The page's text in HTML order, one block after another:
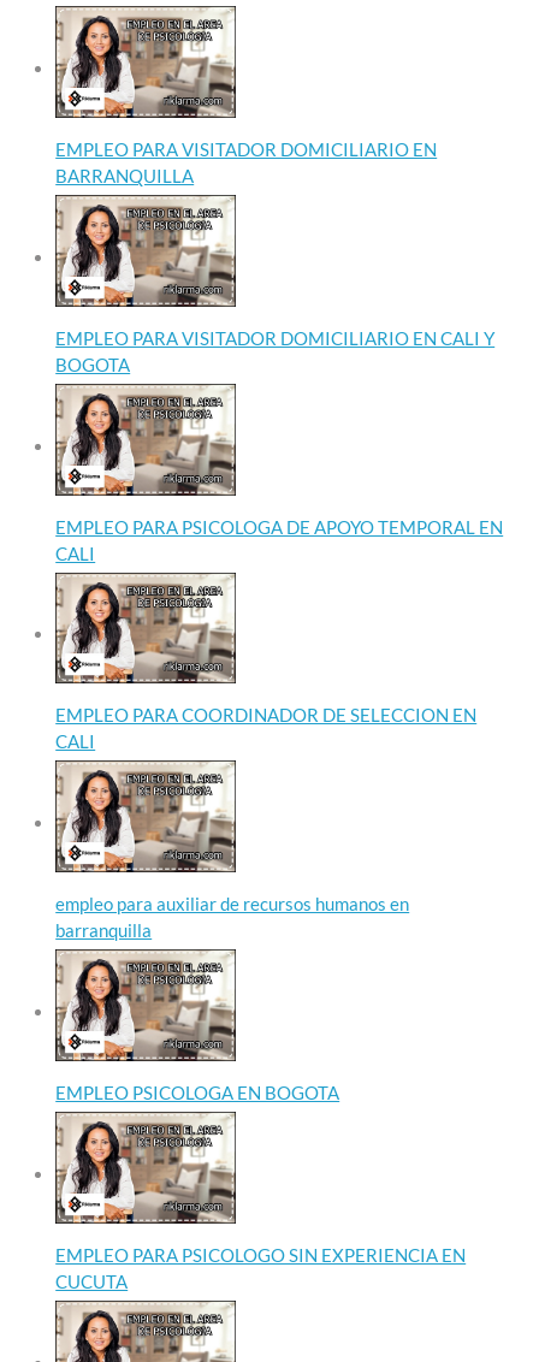
EMPLEO PARA VISITADOR DOMICILIARIO EN
BARRANQUILLA
EMPLEO PARA VISITADOR DOMICILIARIO EN CALI Y
BOGOTA
EMPLEO PARA PSICOLOGA DE APOYO TEMPORAL EN
CALI
EMPLEO PARA COORDINADOR DE SELECCION EN
CALI
empleo para auxiliar de recursos humanos en
barranquilla
EMPLEO PSICOLOGA EN BOGOTA
EMPLEO PARA PSICOLOGO SIN EXPERIENCIA EN
CUCUTA